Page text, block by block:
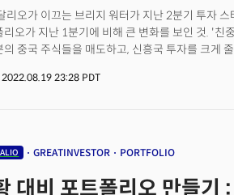
리오가 이끄는 브리지 워터가 지난 2분기 투자
리오가 지난 1분기에 비해 큰 변화를 보인 것. '친
의 중국 주식들을 매도하고, 신흥국 투자를 크게
비재와 헬스케어 섹터에 투자가 집중 돼 있다.
2022.08.19 23:28 PDT
GREATINVESTOR PORTFOLIO
대비 포트폴리오 만들기